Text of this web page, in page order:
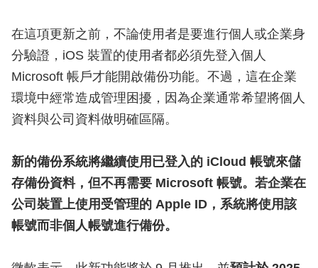
在這項更新之前，不論使用者是要進行個人或企業身
分驗證，iOS 裝置的使用者都必須先登入個人
Microsoft 帳戶才能開啟備份功能。不過，這在企業
環境中經常造成管理困擾，因為企業通常希望將個人
資料與公司資料做明確區隔。
新的備份系統將繼續使用已登入的 iCloud 帳號來儲
存備份資料，但不再需要 Microsoft 帳號。若企業在
公司裝置上使用受管理的 Apple ID，系統將使用該
帳號而非個人帳號進行備份。